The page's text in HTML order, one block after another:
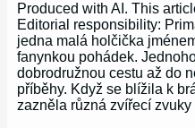
Produced with AI. This
Editorial responsibility:
jedna malá holčička
fanynkou pohádek.
dobrodružnou cestu až do
příběhy. Když se blížila k
zazněla různá zvířecí